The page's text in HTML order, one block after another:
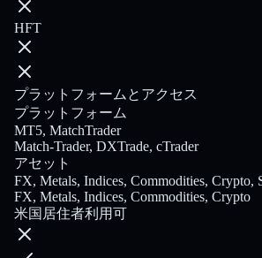
HFT
プラットフォームとアクセス
プラットフォーム
MT5, MatchTrader
Match-Trader, DXTrade, cTrader
アセット
FX, Metals, Indices, Commodities, Crypto,
FX, Metals, Indices, Commodities, Crypto
米国居住者利用可